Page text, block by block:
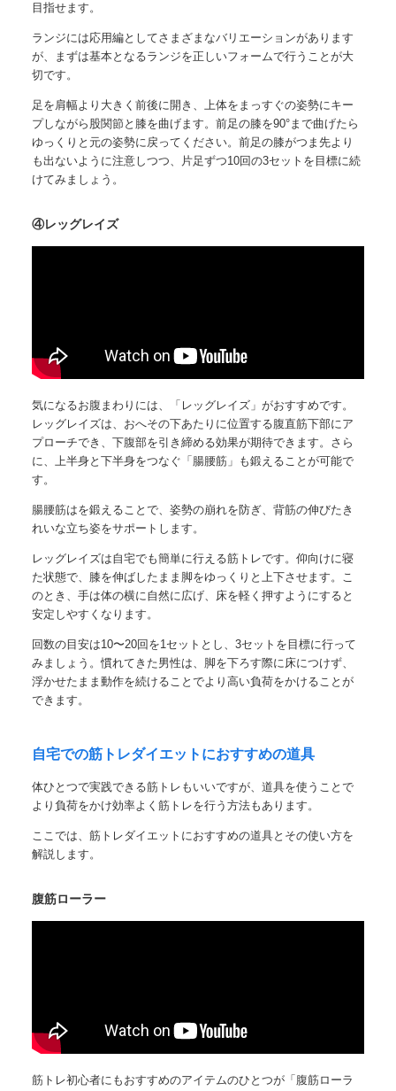
目指せます。
ランジには応用編としてさまざまなバリエーションがあります
が、まずは基本となるランジを正しいフォームで行うことが大
切です。
足を肩幅より大きく前後に開き、上体をまっすぐの姿勢にキー
プしながら股関節と膝を曲げます。前足の膝を90°まで曲げたら
ゆっくりと元の姿勢に戻ってください。前足の膝がつま先より
も出ないように注意しつつ、片足ずつ10回の3セットを目標に続
けてみましょう。
④レッグレイズ
気になるお腹まわりには、「 レッグレイズ」がおすすめです。
レッグレイズは、おへその下あたりに位置する腹直筋下部にア
プローチでき、下腹部を引き締める効果が期待できます。さら
に、上半身と下半身をつなぐ「腸腰筋」も鍛えることが可能で
す。
腸腰筋はを鍛えることで、姿勢の崩れを防ぎ、背筋の伸びたき
れいな立ち姿をサポートします。
レッグレイズは自宅でも簡単に行える筋トレです。仰向けに寝
た状態で、膝を伸ばしたまま脚をゆっくりと上下させます。こ
のとき、手は体の横に自然に広げ、床を軽く押すようにすると
安定しやすくなります。
回数の目安は10〜20回を1セットとし、3セットを目標に行って
みましょう。慣れてきた男性は、脚を下ろす際に床につけず、
浮かせたまま動作を続けることでより高い負荷をかけることが
できます。
自宅での筋トレダイエットにおすすめの道具
体ひとつで実践できる筋トレもいいですが、道具を使うことで
より負荷をかけ効率よく筋トレを行う方法もあります。
ここでは、筋トレダイエットにおすすめの道具とその使い方を
解説します。
腹筋ローラー
筋トレ初心者にもおすすめのアイテムのひとつが「腹筋ローラ